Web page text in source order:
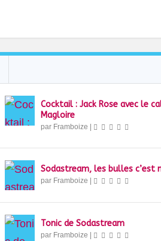
Cocktail : Jack Rose avec le
Magloire
par Framboize
Sodastream, les bulles c’est
par Framboize
Tonic de Sodastream
par Framboize